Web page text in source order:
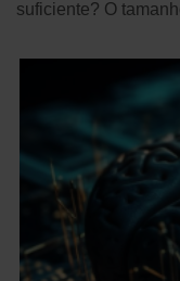
suficiente? O